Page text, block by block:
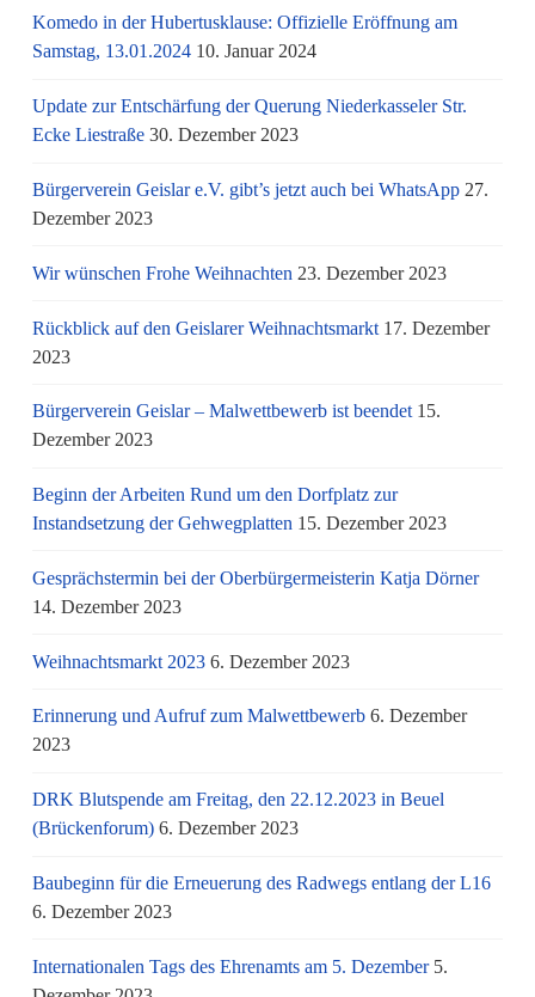
Komedo in der Hubertusklause: Offizielle Eröffnung am
Samstag, 13.01.2024 10. Januar 2024
Update zur Entschärfung der Querung Niederkasseler Str.
Ecke Liestraße 30. Dezember 2023
Bürgerverein Geislar e.V. gibt’s jetzt auch bei WhatsApp 27.
Dezember 2023
Wir wünschen Frohe Weihnachten 23. Dezember 2023
Rückblick auf den Geislarer Weihnachtsmarkt 17. Dezember
2023
Bürgerverein Geislar – Malwettbewerb ist beendet 15.
Dezember 2023
Beginn der Arbeiten Rund um den Dorfplatz zur
Instandsetzung der Gehwegplatten 15. Dezember 2023
Gesprächstermin bei der Oberbürgermeisterin Katja Dörner
14. Dezember 2023
Weihnachtsmarkt 2023 6. Dezember 2023
Erinnerung und Aufruf zum Malwettbewerb 6. Dezember
2023
DRK Blutspende am Freitag, den 22.12.2023 in Beuel
(Brückenforum) 6. Dezember 2023
Baubeginn für die Erneuerung des Radwegs entlang der L16
6. Dezember 2023
Internationalen Tags des Ehrenamts am 5. Dezember 5.